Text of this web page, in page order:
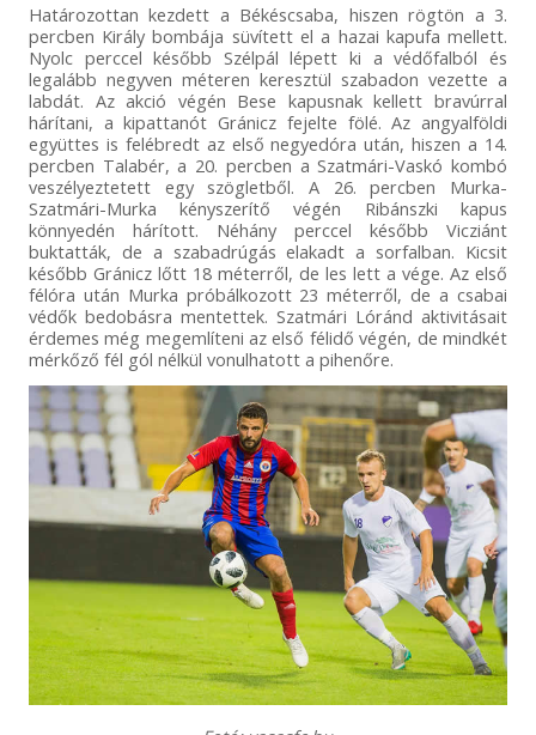
Határozottan kezdett a Békéscsaba, hiszen rögtön a 3.
percben Király bombája süvített el a hazai kapufa mellett.
Nyolc perccel később Szélpál lépett ki a védőfalból és
legalább negyven méteren keresztül szabadon vezette a
labdát. Az akció végén Bese kapusnak kellett bravúrral
hárítani, a kipattanót Gránicz fejelte fölé. Az angyalföldi
együttes is felébredt az első negyedóra után, hiszen a 14.
percben Talabér, a 20. percben a Szatmári-Vaskó kombó
veszélyeztetett egy szögletből. A 26. percben Murka-
Szatmári-Murka kényszerítő végén Ribánszki kapus
könnyedén hárított. Néhány perccel később Vicziánt
buktatták, de a szabadrúgás elakadt a sorfalban. Kicsit
később Gránicz lőtt 18 méterről, de les lett a vége. Az első
félóra után Murka próbálkozott 23 méterről, de a csabai
védők bedobásra mentettek. Szatmári Lóránd aktivitásait
érdemes még megemlíteni az első félidő végén, de mindkét
mérkőző fél gól nélkül vonulhatott a pihenőre.